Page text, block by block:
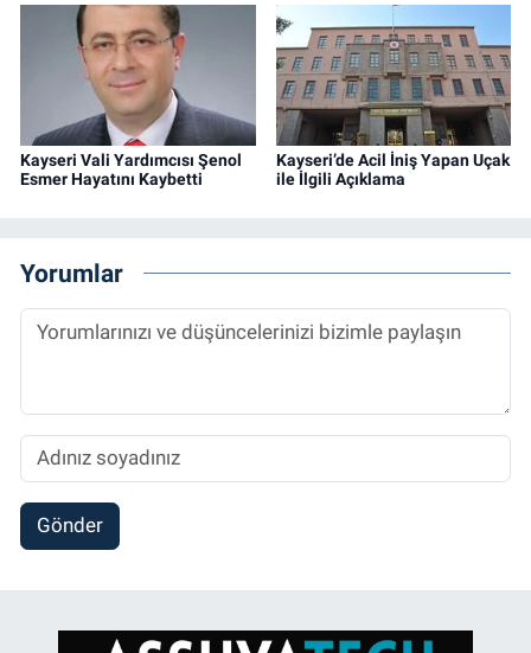
Kayseri Vali Yardımcısı Şenol
Esmer Hayatını Kaybetti
Kayseri’de Acil İniş Yapan Uçak
ile İlgili Açıklama
Yorumlar
Gönder